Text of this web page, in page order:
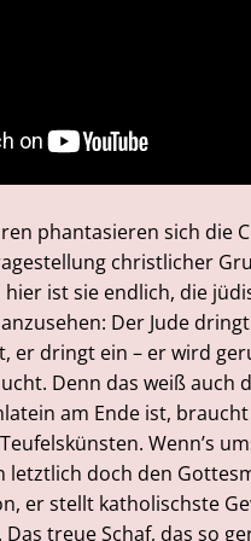
phantasieren sich die
christlicher
ist sie endlich, die
Der Jude
er dringt ein – er wird
Denn das weiß auch
am Ende ist,
Wenn’s
letztlich doch den
er stellt katholischste
treue Schaf, das so